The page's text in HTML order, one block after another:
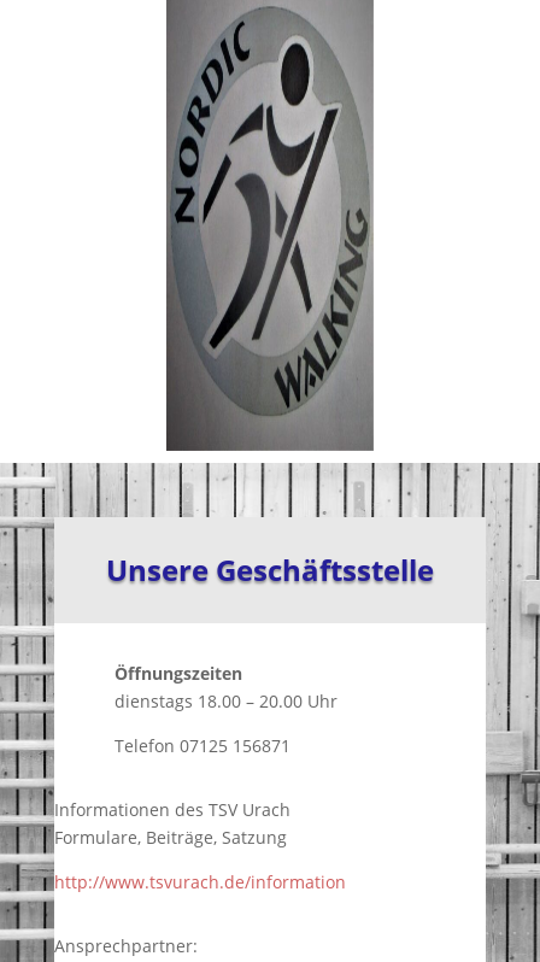
Unsere Geschäftsstelle
Öffnungszeiten
dienstags 18.00 – 20.00 Uhr
Telefon 07125 156871
Informationen des TSV Urach
Formulare, Beiträge, Satzung
http://www.tsvurach.de/information
Ansprechpartner: